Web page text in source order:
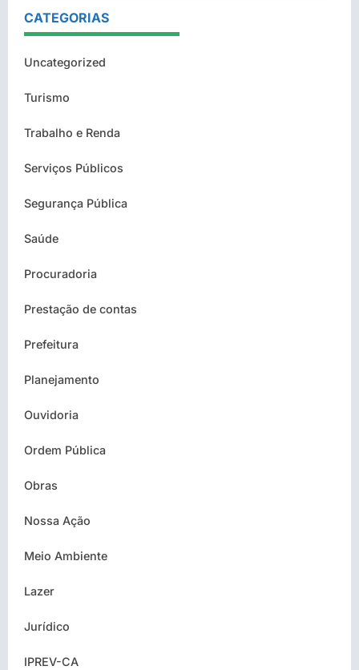
CATEGORIAS
Uncategorized
Turismo
Trabalho e Renda
Serviços Públicos
Segurança Pública
Saúde
Procuradoria
Prestação de contas
Prefeitura
Planejamento
Ouvidoria
Ordem Pública
Obras
Nossa Ação
Meio Ambiente
Lazer
Jurídico
IPREV-CA